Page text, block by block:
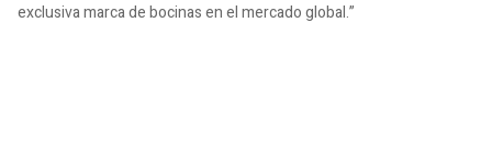
exclusiva marca de bocinas en el mercado global.”